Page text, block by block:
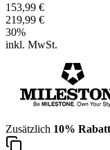
153,99 €
219,99 €
30%
inkl. MwSt.
Zusätzlich 10% Rabatt